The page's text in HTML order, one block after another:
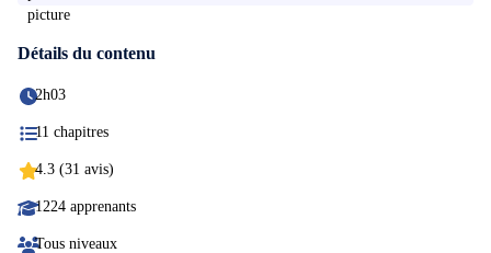
Détails du contenu
2h03
11 chapitres
4.3 (31 avis)
1224 apprenants
Tous niveaux